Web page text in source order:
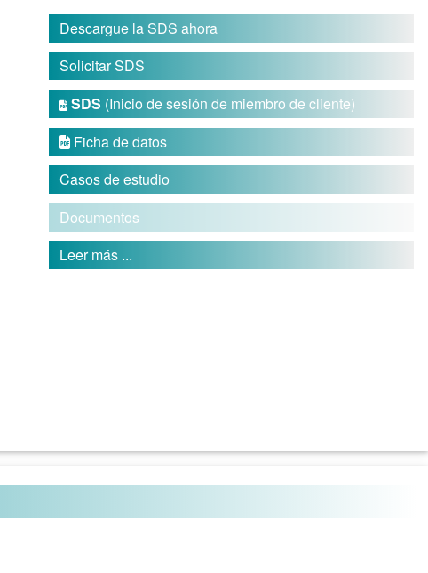
Descargue la SDS ahora
Solicitar SDS
 SDS (Inicio de sesión de miembro de cliente)
 Ficha de datos
Casos de estudio
Documentos
Leer más ...